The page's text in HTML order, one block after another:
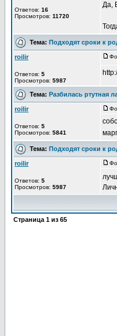
Ответов: 16
Просмотров: 11720
Да,
Тема: Подходят сроки к
roilir
Ответов: 5
Просмотров: 5987
Тема: Разбилась ртутная
roilir
Ответов: 5
Просмотров: 5841
Тема: Подходят сроки к
roilir
Ответов: 5
Просмотров: 5987
Страница 1 из 65